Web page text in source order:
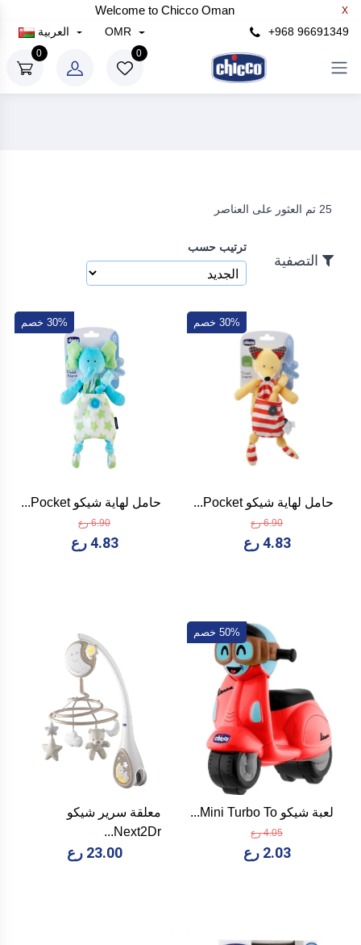
Welcome to Chicco Oman X
+968 96691349
OMR
0
0
×
بحث
25 تم العثور على العناصر
ترتيب حسب
30% خصم
حامل لهاية شيكو Pocket...
6.90 رع
4.83 رع
30% خصم
حامل لهاية شيكو Pocket...
6.90 رع
4.83 رع
50% خصم
لعبة شيكو Mini Turbo To...
4.05 رع
2.03 رع
معلقة سرير شيكو
Next2Dr...
23.00 رع